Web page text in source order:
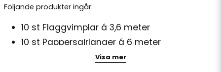
Följande produkter ingår:
10 st Flaggvimplar á 3,6 meter
10 st Pappersgirlanger á 6 meter
600 st EKO-ballonger i gult och blått,
Visa mer